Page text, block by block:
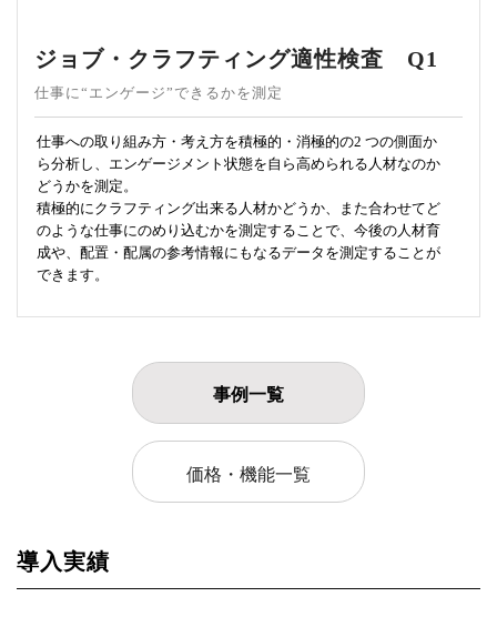
ジョブ・クラフティング適性検査 Q1
仕事に“エンゲージ”できるかを測定
仕事への取り組み方・考え方を積極的・消極的の2 つの側面か
ら分析し、エンゲージメント状態を自ら高められる人材なのか
どうかを測定。
積極的にクラフティング出来る人材かどうか、また合わせてど
のような仕事にのめり込むかを測定することで、今後の人材育
成や、配置・配属の参考情報にもなるデータを測定することが
できます。
事例一覧
価格・機能一覧
導入実績